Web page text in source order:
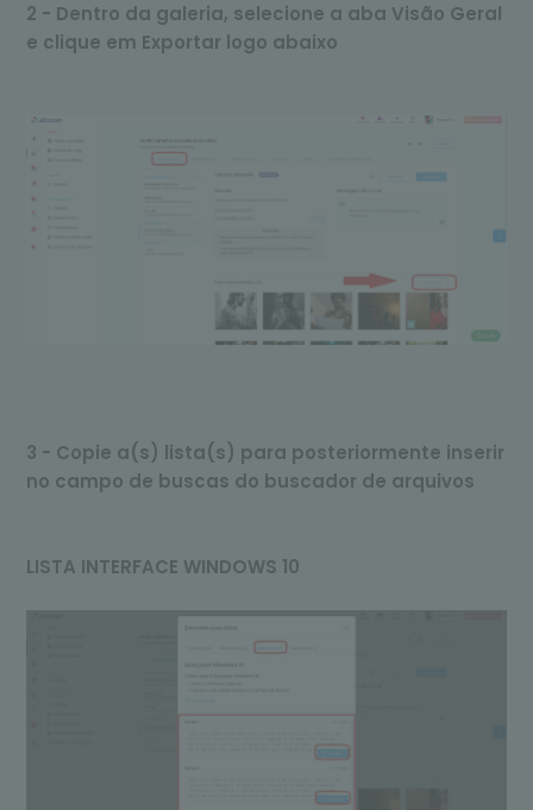
2 - Dentro da galeria, selecione a aba Visão Geral
e clique em Exportar logo abaixo
3 - Copie a(s) lista(s) para posteriormente inserir
no campo de buscas do buscador de arquivos
LISTA INTERFACE WINDOWS 10